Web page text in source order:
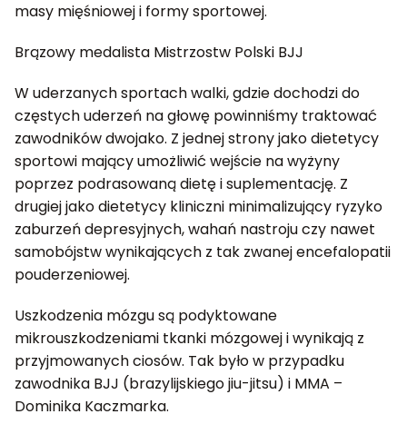
masy mięśniowej i formy sportowej.
Brązowy medalista Mistrzostw Polski BJJ
W uderzanych sportach walki, gdzie dochodzi do
częstych uderzeń na głowę powinniśmy traktować
zawodników dwojako. Z jednej strony jako dietetycy
sportowi mający umożliwić wejście na wyżyny
poprzez podrasowaną dietę i suplementację. Z
drugiej jako dietetycy kliniczni minimalizujący ryzyko
zaburzeń depresyjnych, wahań nastroju czy nawet
samobójstw wynikających z tak zwanej encefalopatii
pouderzeniowej.
Uszkodzenia mózgu są podyktowane
mikrouszkodzeniami tkanki mózgowej i wynikają z
przyjmowanych ciosów. Tak było w przypadku
zawodnika BJJ (brazylijskiego jiu-jitsu) i MMA –
Dominika Kaczmarka.